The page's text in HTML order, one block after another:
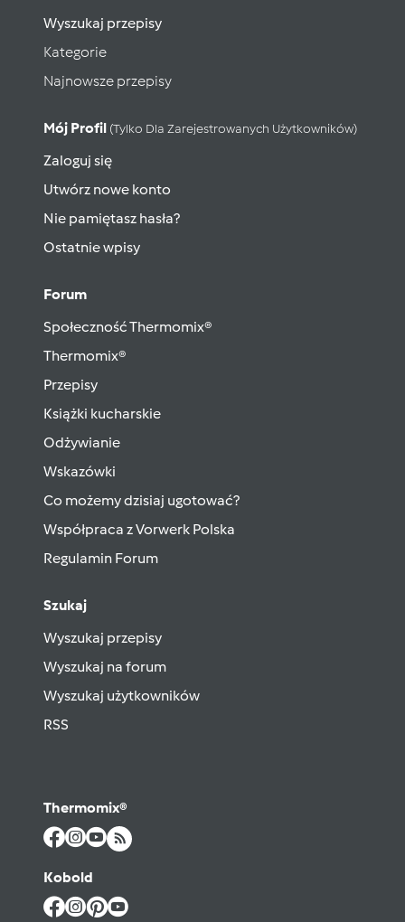
Wyszukaj przepisy
Kategorie
Najnowsze przepisy
Mój Profil (tylko Dla Zarejestrowanych Użytkowników)
Zaloguj się
Utwórz nowe konto
Nie pamiętasz hasła?
Ostatnie wpisy
Forum
Społeczność Thermomix®
Thermomix®
Przepisy
Książki kucharskie
Odżywianie
Wskazówki
Co możemy dzisiaj ugotować?
Współpraca z Vorwerk Polska
Regulamin Forum
Szukaj
Wyszukaj przepisy
Wyszukaj na forum
Wyszukaj użytkowników
RSS
Thermomix®
Kobold